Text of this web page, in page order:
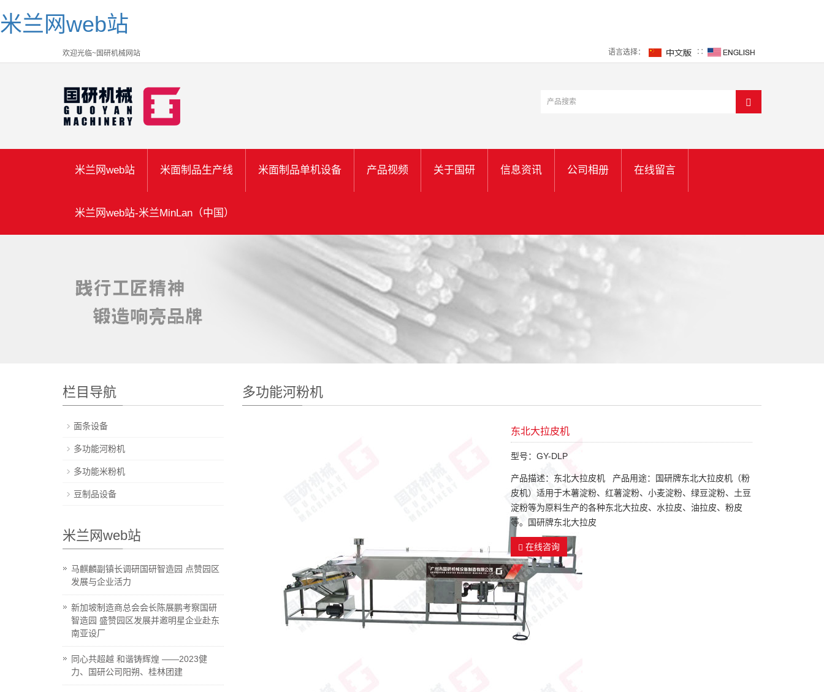
米兰网web站
欢迎光临~国研机械网站 语言选择： ∷
米兰网web站 米面制品生产线 米面制品单机设备 产品视频 关于国研 信息资讯 公司相册 在线留言
米兰网web站-米兰MinLan（中国）
多功能河粉机
东北大拉皮机
型号：GY-DLP
产品描述：东北大拉皮机 产品用途：国研牌东北大拉皮机（粉
皮机）适用于木薯淀粉、红薯淀粉、小麦淀粉、绿豆淀粉、土豆
淀粉等为原料生产的各种东北大拉皮、水拉皮、油拉皮、粉皮
等。国研牌东北大拉皮
在线咨询
栏目导航
面条设备
多功能河粉机
多功能米粉机
豆制品设备
米兰网web站
马麒麟副镇长调研国研智造园 点赞园区
发展与企业活力
新加坡制造商总会会长陈展鹏考察国研
智造园 盛赞园区发展并邀明星企业赴东
南亚设厂
同心共超越 和谐铸辉煌 ——2023健
力、国研公司阳朔、桂林团建